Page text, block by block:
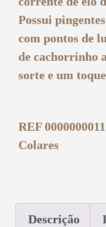
Possui
com pontos de
de cachorrinho
sorte e um
REF
Colares
Descrição